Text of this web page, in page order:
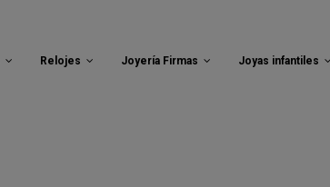
Relojes Joyería Firmas Joyas infantiles